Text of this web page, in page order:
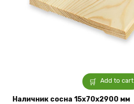
Add to cart
Наличник сосна 15x70x2900 мм